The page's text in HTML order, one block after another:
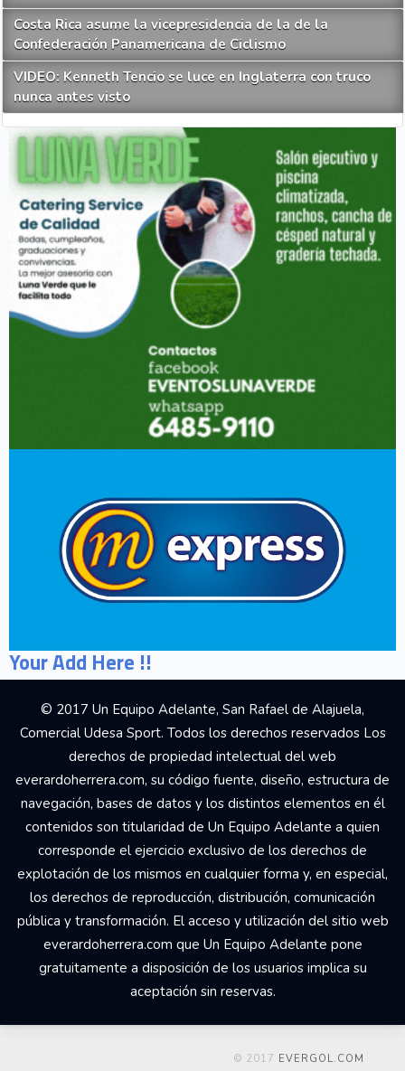
Costa Rica asume la vicepresidencia de la de la
Confederación Panamericana de Ciclismo
VIDEO: Kenneth Tencio se luce en Inglaterra con truco
nunca antes visto
Your Add Here !!
© 2017 Un Equipo Adelante, San Rafael de Alajuela,
Comercial Udesa Sport. Todos los derechos reservados Los
derechos de propiedad intelectual del web
everardoherrera.com, su código fuente, diseño, estructura de
navegación, bases de datos y los distintos elementos en él
contenidos son titularidad de Un Equipo Adelante a quien
corresponde el ejercicio exclusivo de los derechos de
explotación de los mismos en cualquier forma y, en especial,
los derechos de reproducción, distribución, comunicación
pública y transformación. El acceso y utilización del sitio web
everardoherrera.com que Un Equipo Adelante pone
gratuitamente a disposición de los usuarios implica su
aceptación sin reservas.
© 2017 EVERGOL.COM